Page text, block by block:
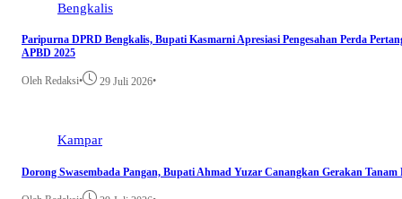
Bengkalis
Paripurna DPRD Bengkalis, Bupati Kasmarni Apresiasi Pengesahan Perda
APBD 2025
Oleh Redaksi• 29 Juli 2026•
Kampar
Dorong Swasembada Pangan, Bupati Ahmad Yuzar Canangkan Gerakan Tanam